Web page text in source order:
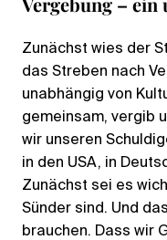
Zunächst wies der
das Streben nach
unabhängig von
gemeinsam, vergib
wir unseren
in den USA, in
Zunächst sei es
Sünder sind. Und
brauchen. Dass wir